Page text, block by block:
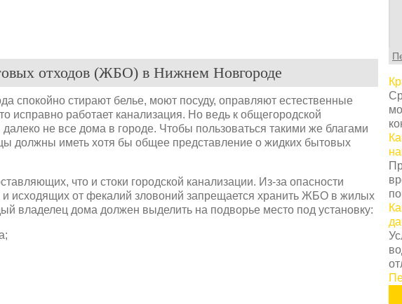
отходов (ЖБО) в Нижнем Новгороде
спокойно стирают белье, моют посуду, оправляют естественные
исправно работает канализация. Но ведь к общегородской
не все дома в городе. Чтобы пользоваться такими же благами
должны иметь хотя бы общее представление о жидких бытовых
что и стоки городской канализации. Из-за опасности
и исходящих от фекалий зловоний запрещается хранить ЖБО в жилых
владелец дома должен выделить на подворье место под установку: